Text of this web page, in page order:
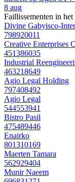
8 aug
Faillissementen in
Divine Gabyisco-
798920011
Creative Enterprises
451386035
Industrial
463218649
Agio Legal Holding
797408492
Agio Legal
544553941
Bistro Pasil
475489446
Enairko
801310169
Maerten Tamara
562929404
Munir Naeem